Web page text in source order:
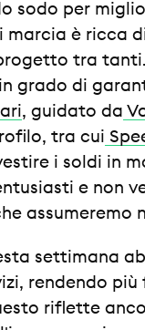
sodo per
è ricca
tra
grado di
, guidato da
tra cui
i soldi in
e non
assumeremo
settimana
rendendo
riflette